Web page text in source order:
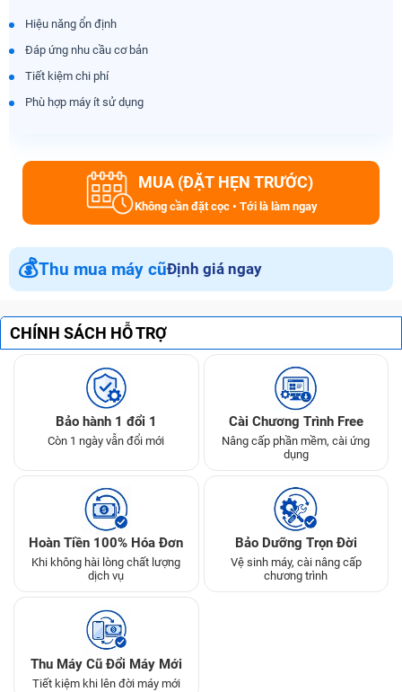
Hiệu năng ổn định
Đáp ứng nhu cầu cơ bản
Tiết kiệm chi phí
Phù hợp máy ít sử dụng
MUA (ĐẶT HẸN TRƯỚC)
Không cần đặt cọc • Tới là làm ngay
💰Thu mua máy cũĐịnh giá ngay
CHÍNH SÁCH HỖ TRỢ
Bảo hành 1 đổi 1
Còn 1 ngày vẫn đổi mới
Cài Chương Trình Free
Nâng cấp phần mềm, cài ứng
dụng
Hoàn Tiền 100% Hóa Đơn
Khi không hài lòng chất lượng
dịch vụ
Bảo Dưỡng Trọn Đời
Vệ sinh máy, cài nâng cấp
chương trình
Thu Máy Cũ Đổi Máy Mới
Tiết kiệm khi lên đời máy mới